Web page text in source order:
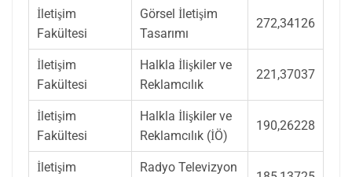
İletişim
Fakültesi
Görsel İletişim
Tasarımı
272,34126
İletişim
Fakültesi
Halkla İlişkiler ve
Reklamcılık
221,37037
İletişim
Fakültesi
Halkla İlişkiler ve
Reklamcılık (İÖ)
190,26228
İletişim
Radyo Televizyon